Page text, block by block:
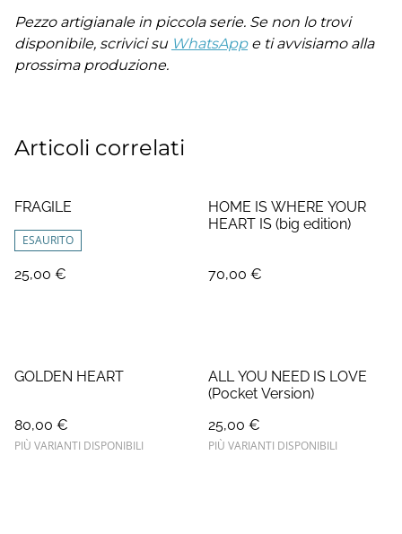
Pezzo artigianale in piccola serie. Se non lo trovi
disponibile, scrivici su WhatsAppe ti avvisiamo alla
prossima produzione.
Articoli correlati
FRAGILE
ESAURITO
25,00 €
HOME IS WHERE YOUR
HEART IS (big edition)
70,00 €
GOLDEN HEART
80,00 €
PIÙ VARIANTI DISPONIBILI
ALL YOU NEED IS LOVE
(Pocket Version)
25,00 €
PIÙ VARIANTI DISPONIBILI